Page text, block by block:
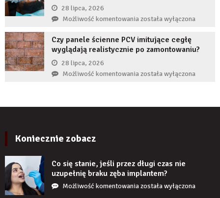
żeby
zwiększyć
wiarygodność
produktu?
28 lipca, 2026
Możliwość komentowaniaCo
gdy
implant
zaczyna
została wyłączona
Czy panele ścienne PCV imitujące cegłę
wyglądają realistycznie po zamontowaniu?
28 lipca, 2026
Możliwość komentowaniaCzy
zamontowaniu?
została wyłączona
Koniecznie zobacz
Co się stanie, jeśli przez długi czas nie
uzupełnię braku zęba implantem?
Możliwość komentowaniaCo
została wyłączona